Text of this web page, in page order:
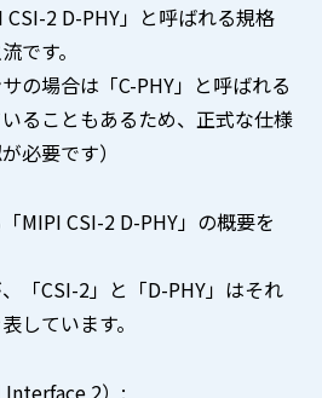
2 D-PHY」と呼ばれる規格
です。
の場合は「C-PHY」と呼ばれる
ることもあるため、正式な仕様
必要です）
MIPI CSI-2 D-PHY」の概要を
「CSI-2」と「D-PHY」はそれ
しています。
Interface 2）: